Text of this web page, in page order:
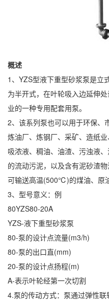
概述
1、YZS型液下重型砂浆泵是立
为半开式，在叶轮吸入边延伸
业的一种专用配套用泵。
2、该系列泵也可以用于环保、
炼油厂、炼钢厂、采矿、造纸
吸浓液、稠油、油渣、污浊液
的流动污泥，以及含有泥砂渣
可输送高温(500℃)的煤油、原
3、型号意义：例
80YZS80-20A
YZS-液下重型砂浆泵
80-泵的设计点流量(m3/h)
80-泵的出口直(mm)
20-泵的设计点扬程(m)
A-表示叶轮经第一次切割
4.泵的传动方式：泵通过弹性